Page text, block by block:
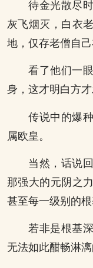
待金光散尽
灰飞烟灭，白衣
地，仅存老僧自
看了他们一
身，这才明白方才
传说中的爆
属欧皇。
当然，话说
那强大的元阴之
甚至每一级别的根
若非是根基
无法如此酣畅淋